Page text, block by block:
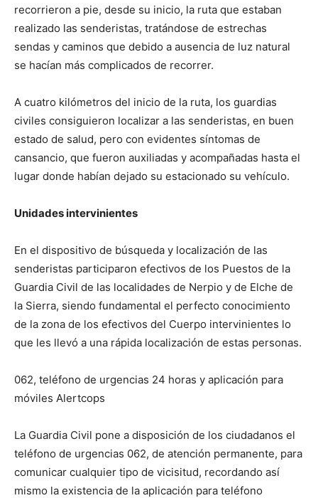
recorrieron a pie, desde su inicio, la ruta que estaban
realizado las senderistas, tratándose de estrechas
sendas y caminos que debido a ausencia de luz natural
se hacían más complicados de recorrer.
A cuatro kilómetros del inicio de la ruta, los guardias
civiles consiguieron localizar a las senderistas, en buen
estado de salud, pero con evidentes síntomas de
cansancio, que fueron auxiliadas y acompañadas hasta el
lugar donde habían dejado su estacionado su vehículo.
Unidades intervinientes
En el dispositivo de búsqueda y localización de las
senderistas participaron efectivos de los Puestos de la
Guardia Civil de las localidades de Nerpio y de Elche de
la Sierra, siendo fundamental el perfecto conocimiento
de la zona de los efectivos del Cuerpo intervinientes lo
que les llevó a una rápida localización de estas personas.
062, teléfono de urgencias 24 horas y aplicación para
móviles Alertcops
La Guardia Civil pone a disposición de los ciudadanos el
teléfono de urgencias 062, de atención permanente, para
comunicar cualquier tipo de vicisitud, recordando así
mismo la existencia de la aplicación para teléfono